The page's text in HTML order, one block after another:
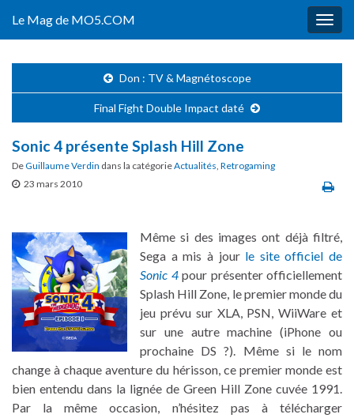
Le Mag de MO5.COM
Don : TV & Magnétoscope
Final Fight Double Impact daté
Sonic 4 présente Splash Hill Zone
DeGuillaume Verdin dans la catégorieActualités, Retrogaming
23 mars 2010
Même si des images ont déjà filtré,
Sega a mis à jour le site officiel de
Sonic 4pour présenter officiellement
Splash Hill Zone, le premier monde du
jeu prévu sur XLA, PSN, WiiWare et
sur une autre machine (iPhone ou
prochaine DS ?). Même si le nom
change à chaque aventure du hérisson, ce premier monde est
bien entendu dans la lignée de Green Hill Zone cuvée 1991.
Par la même occasion, n’hésitez pas à télécharger